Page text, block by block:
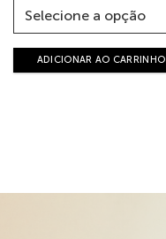
ADICIONAR AO CARRINHO